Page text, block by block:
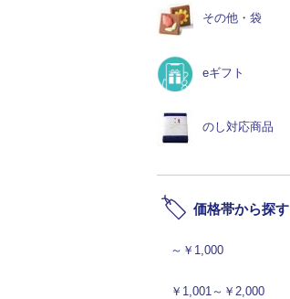
その他・袋
eギフト
のし対応商品
価格帯から探す
～￥1,000
￥1,001～￥2,000